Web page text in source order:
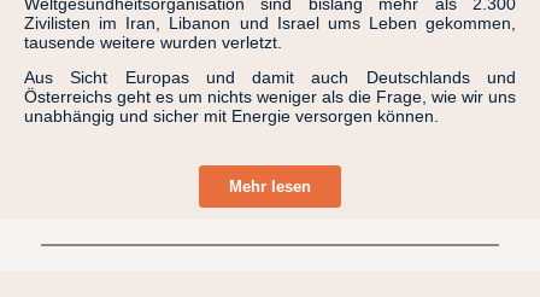
Zivilisten im Iran, Libanon und Israel ums Leben gekommen,
tausende weitere wurden verletzt.
Aus Sicht Europas und damit auch Deutschlands und
Österreichs geht es um nichts weniger als die Frage, wie wir uns
unabhängig und sicher mit Energie versorgen können.
Mehr lesen